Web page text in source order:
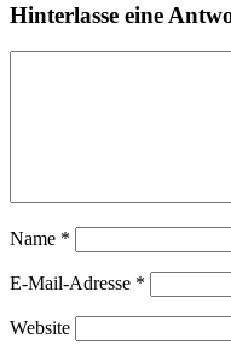
Hinterlasse eine
Name *
E-Mail-Adresse *
Website